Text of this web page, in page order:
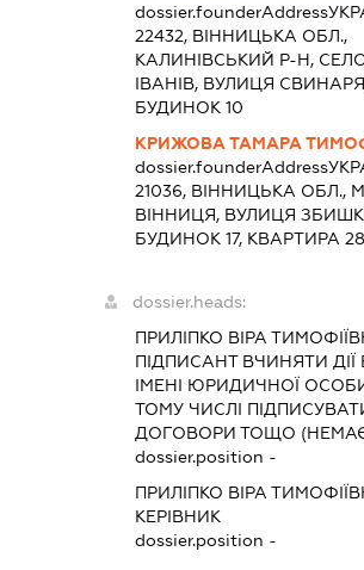
dossier.founderAddress
22432, ВІННИЦЬКА ОБЛ.,
КАЛИНІВСЬКИЙ Р-Н,
ІВАНІВ, ВУЛИЦЯ
БУДИНОК 10
КРИЖОВА ТАМАРА
dossier.founderAddress
21036, ВІННИЦЬКА ОБЛ.,
ВІННИЦЯ, ВУЛИЦЯ
БУДИНОК 17, КВАРТИРА 28
dossier.heads:
ПРИЛІПКО ВІРА
ПІДПИСАНТВЧИНЯТИ ДІЇ
ІМЕНІ ЮРИДИЧНОЇ
ТОМУ ЧИСЛІ
ДОГОВОРИ ТОЩО
dossier.position -
ПРИЛІПКО ВІРА
КЕРІВНИК
dossier.position -